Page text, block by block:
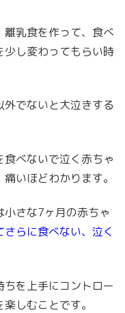
乳食を作って、食べ
少し変わってもらい時
でないと大泣きする
べないで泣く赤ちゃ
いほどわかります。
さな7ヶ月の赤ちゃ
さらに食べない、泣く
を上手にコントロー
しむことです。